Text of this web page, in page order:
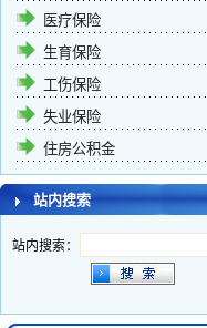
医疗保险
生育保险
工伤保险
失业保险
住房公积金
站内搜索
站内搜索：